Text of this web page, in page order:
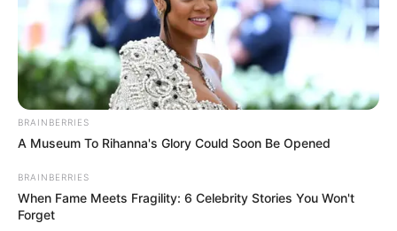
BRAINBERRIES
A Museum To Rihanna's Glory Could Soon Be Opened
BRAINBERRIES
When Fame Meets Fragility: 6 Celebrity Stories You Won't
Forget